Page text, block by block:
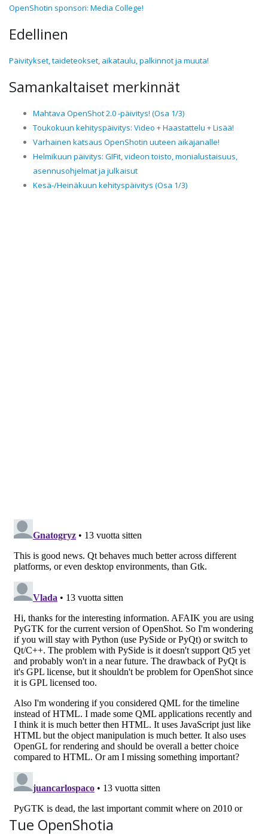
OpenShotin sponsori: Media College!
Edellinen
Päivitykset, taideteokset, aikataulu, palkinnot ja muuta!
Samankaltaiset merkinnät
Mahtava OpenShot 2.0 -päivitys! (Osa 1/3)
Toukokuun kehityspäivitys: Video + Haastattelu + Lisää!
Varhainen katsaus OpenShotin uuteen aikajanalle!
Helmikuun päivitys: GIFit, videon toisto, monialustaisuus,
asennusohjelmat ja julkaisut
Kesä-/Heinäkuun kehityspäivitys (Osa 1/3)
Tue OpenShotia